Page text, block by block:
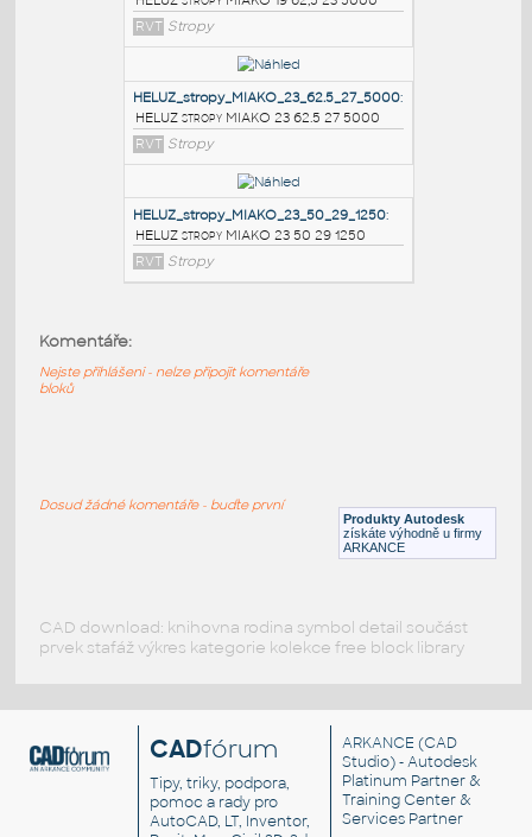
HELUZ_stropy_MIAKO_23_50_29_5000
HELUZ stropy MIAKO 23 50 29 5000
RVT Stropy
HELUZ_stropy_MIAKO_19_62,5_23_5000
HELUZ stropy MIAKO 19 62,5 23 5000
RVT Stropy
HELUZ stropy MIAKO 23 62.5 27 5000
HELUZ stropy MIAKO 23 50 29 1250
Produkty Autodesk
získáte výhodně u firmy
ARKANCE
Komentáře:
Nejste přihlášeni - nelze připojit komentáře
bloků
Dosud žádné komentáře - buďte první
CAD download: knihovna rodina symbol detail součást
prvek stafáž výkres kategorie kolekce free block library
CADfórum
Tipy, triky, podpora,
pomoc a rady pro
AutoCAD, LT, Inventor,
ARKANCE (CAD
Studio) - Autodesk
Platinum Partner &
Training Center &
Services Partner